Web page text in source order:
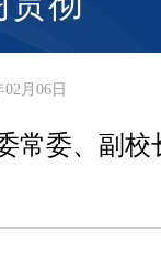
02月06日
常委、副校